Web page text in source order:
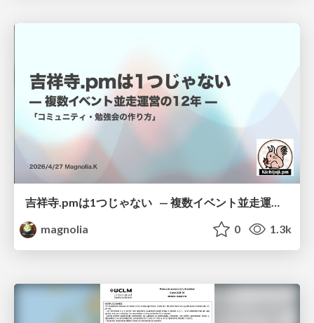
吉祥寺.pmは1つじゃない — 複数イベント並走運営の12年 —
magnolia
0 1.3k